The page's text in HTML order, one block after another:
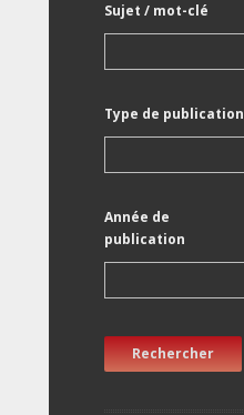
Sujet / mot-clé
Type de publication
Année de
publication
Rechercher